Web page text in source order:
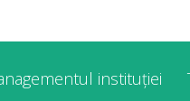
instituției